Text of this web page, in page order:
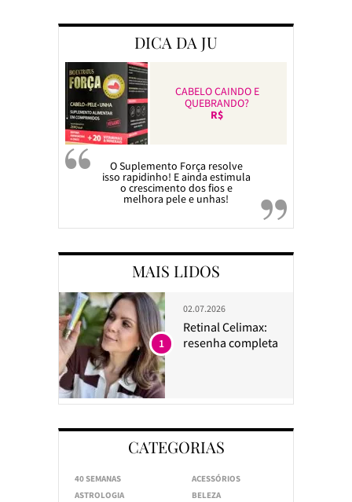
DICA DA JU
CABELO CAINDO E
QUEBRANDO?
R$
O Suplemento Força resolve
isso rapidinho! E ainda estimula
o crescimento dos fios e
melhora pele e unhas!
MAIS LIDOS
02.07.2026
Retinal Celimax:
resenha completa
1
CATEGORIAS
40 SEMANAS
ACESSÓRIOS
ASTROLOGIA
BELEZA